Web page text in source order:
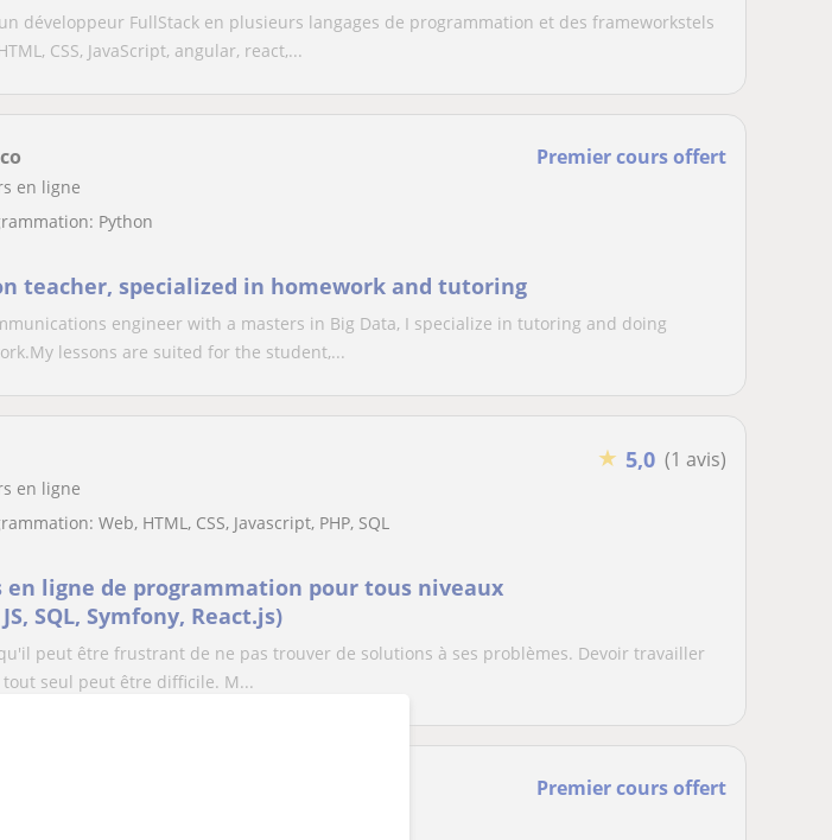
développeur FullStack en plusieurs langages de programmation et des frameworkstels
CSS, JavaScript, angular, react,...
Premier cours offert
en ligne
Python
teacher, specialized in homework and tutoring
engineer with a masters in Big Data, I specialize in tutoring and doing
lessons are suited for the student,...
★ 5,0 (1 avis)
en ligne
Web, HTML, CSS, Javascript, PHP, SQL
en ligne de programmation pour tous niveaux
SQL, Symfony, React.js)
peut être frustrant de ne pas trouver de solutions à ses problèmes. Devoir travailler
seul peut être difficile. M...
Premier cours offert